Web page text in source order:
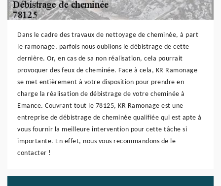
Dans le cadre des travaux de nettoyage de cheminée, à part
le ramonage, parfois nous oublions le débistrage de cette
dernière. Or, en cas de sa non réalisation, cela pourrait
provoquer des feux de cheminée. Face à cela, KR Ramonage
se met entièrement à votre disposition pour prendre en
charge la réalisation de débistrage de votre cheminée à
Emance. Couvrant tout le 78125, KR Ramonage est une
entreprise de débistrage de cheminée qualifiée qui est apte à
vous fournir la meilleure intervention pour cette tâche si
importante. En effet, nous vous recommandons de le
contacter !